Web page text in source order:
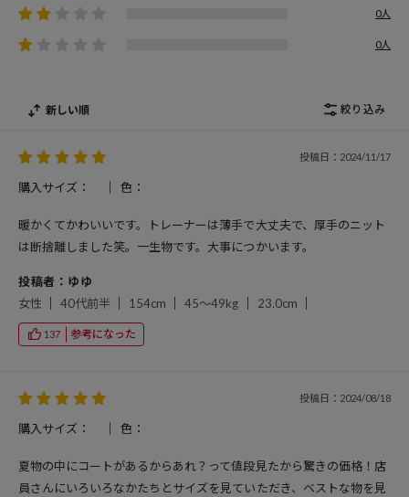
0人
0人
新しい順 絞り込み
投稿日：2024/11/17
購入サイズ： 色：
暖かくてかわいいです。トレーナーは薄手で大丈夫で、厚手のニット
は断捨離しました笑。一生物です。大事につかいます。
投稿者：ゆゆ
女性
40代前半 154cm 45～49kg 23.0cm
137 参考になった
投稿日：2024/08/18
購入サイズ： 色：
夏物の中にコートがあるからあれ？って値段見たから驚きの価格！店
員さんにいろいろなかたちとサイズを見ていただき、ベストな物を見